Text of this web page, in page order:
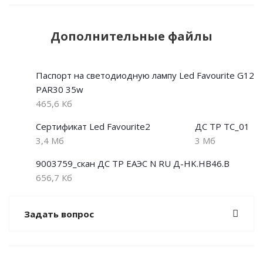
Дополнительные файлы
Паспорт на светодиодную лампу Led Favourite G12
PAR30 35w
465,6 Кб
Сертификат Led Favourite2
3,4 Мб
ДС ТР ТС_01
3 Мб
9003759_скан ДС ТР ЕАЭС N RU Д-HK.НВ46.В
656,7 Кб
Задать вопрос